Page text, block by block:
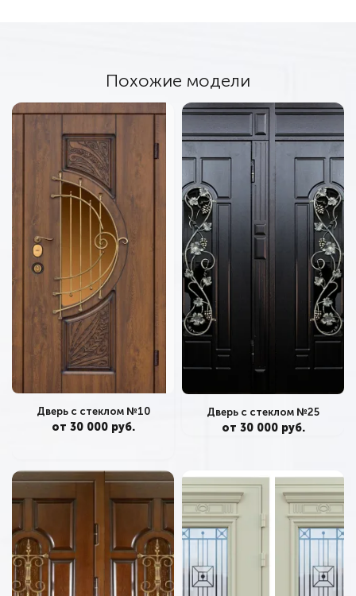
Похожие модели
Дверь с стеклом №10
от 30 000 руб.
Дверь с стеклом №25
от 30 000 руб.